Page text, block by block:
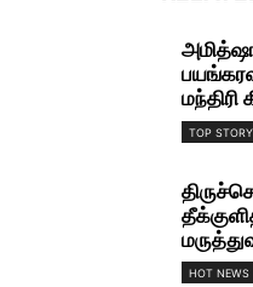
மந்திரி
TOP STORY
HOT NEWS